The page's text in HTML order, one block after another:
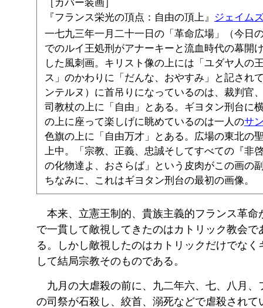
［カバー装画］
『フランス栄光の頂点：自由の頂上』
ジェイム
一七九三年一月二十一日の「革命広場」（今日
でのルイ王処刑がアナーキーと流血時代の幕開
した風刺画。キリスト像の上には「ユダヤ人の
ス」のかわりに「だんな、おやすみ」と記され
ンテルヌ）に首吊りになっているのは、裁判官
司教杖の上に「自由」とある。ギヨタン刑台に
の上に座って楽しげに眺めているのは一人のサ
色旗の上に「自由万才」とある。広場の東北の
上中。「宗教、正義、忠誠そしてすべての『非
の化物達よ、おさらば」という皮肉がこの画の
ちなみに、これはギヨタン刑台の最初の画像。
本来、立憲王制的、貴族主義的フランス革命
で一貫して敵視してきたのはカトリック教会で
る。しかし敵視したのはカトリックだけでなく
して結局宗教そのものである。
九月の大虐殺の前に、九二年六、七、八月、
の司祭が石殺し、絞首、溺死などで虐殺されて